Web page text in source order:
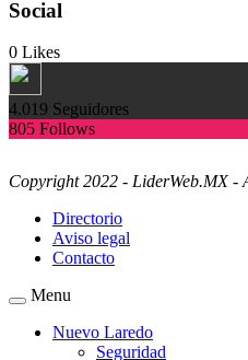
Social
0 Likes
4.019 Seguidores
805 Follows
Copyright 2022 - LiderWeb.MX -
Directorio
Aviso legal
Contacto
Menu
Nuevo Laredo
Seguridad